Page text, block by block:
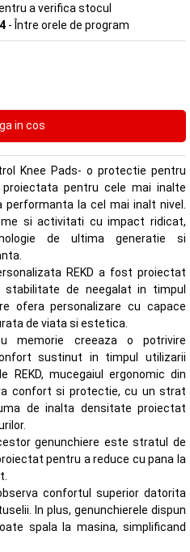
a verifica stocul
- Între orele de program
Knee Pads- o protectie pentru
pentru cele mai inalte
la cel mai inalt nivel.
si activitati cu impact ridicat,
de ultima generatie si
REKD a fost proiectat
de neegalat in timpul
ofera personalizare cu capace
de viata si estetica.
memorie creeaza o potrivire
sustinut in timpul utilizarii
REKD, mucegaiul ergonomic din
confort si protectie, cu un strat
de inalta densitate proiectat
genunchiere este stratul de
pentru a reduce cu pana la
confortul superior datorita
In plus, genunchierele dispun
spala la masina, simplificand